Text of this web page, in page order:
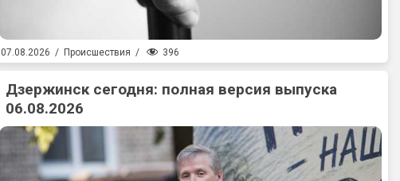
07.08.2026 / Происшествия / 396
Дзержинск сегодня: полная версия выпуска
06.08.2026